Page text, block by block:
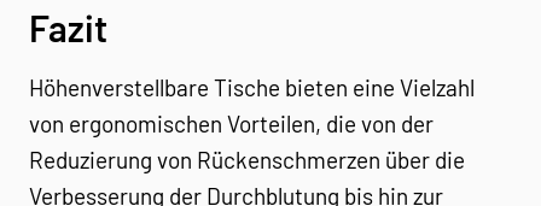
Fazit
Höhenverstellbare Tische bieten eine Vielzahl
von ergonomischen Vorteilen, die von der
Reduzierung von Rückenschmerzen über die
Verbesserung der Durchblutung bis hin zur